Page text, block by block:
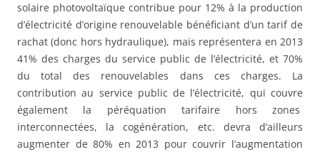
solaire photovoltaïque contribue pour 12% à la production
d’électricité d’origine renouvelable bénéficiant d’un tarif de
rachat (donc hors hydraulique), mais représentera en 2013
41% des charges du service public de l’électricité, et 70%
du total des renouvelables dans ces charges. La
contribution au service public de l’électricité, qui couvre
également la péréquation tarifaire hors zones
interconnectées, la cogénération, etc. devra d’ailleurs
augmenter de 80% en 2013 pour couvrir l’augmentation